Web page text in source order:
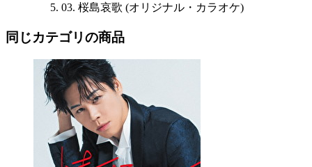
03. 桜島哀歌 (オリジナル・カラオケ)
同じカテゴリの商品